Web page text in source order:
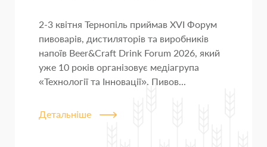
2-3 квітня Тернопіль приймав XVI Форум
пивоварів, дистиляторів та виробників
напоїв Beer&Craft Drink Forum 2026, який
уже 10 років організовує медіагрупа
«Технології та Інновації». Пивов...
Детальніше